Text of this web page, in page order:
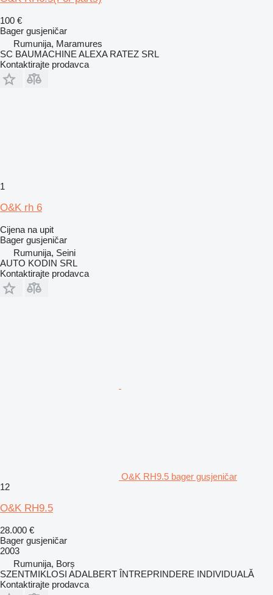
100 €
Bager gusjeničar
Rumunija, Maramures
SC BAUMACHINE ALEXA RATEZ SRL
Kontaktirajte prodavca
1
O&K rh 6
Cijena na upit
Bager gusjeničar
Rumunija, Seini
AUTO KODIN SRL
Kontaktirajte prodavca
O&K RH9.5 bager gusjeničar
12
O&K RH9.5
28.000 €
Bager gusjeničar
2003
Rumunija, Borș
SZENTMIKLOSI ADALBERT ÎNTREPRINDERE INDIVIDUALĂ
Kontaktirajte prodavca